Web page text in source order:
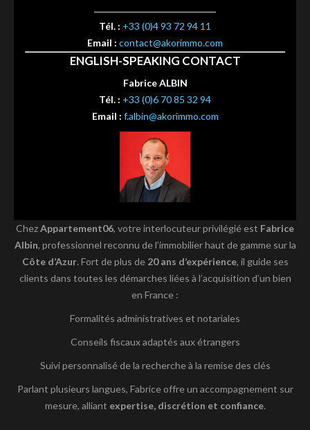
Tél. : +33 (0)4 93 72 94 11
Email : contact@akorimmo.com
ENGLISH-SPEAKING CONTACT
Fabrice ALBIN
Tél. : +33 (0)6 70 85 32 94
Email : f.albin@akorimmo.com
ChezAppartement06, votre interlocuteur privilégié est Fabrice
Albin, professionnel reconnu de l’immobilier haut de gamme sur la
Côte d’Azur. Fort de plus de 20 ans d’expérience, il guide ses
clients dans toutes les démarches liées à l’acquisition d’un bien
en France :
Formalités administratives et notariales
Conseils fiscaux adaptés aux étrangers
Suivi personnalisé de la recherche à la remise des clés
Parlant plusieurs langues, Fabrice offre un accompagnement sur
mesure, alliant expertise, discrétion et confiance.